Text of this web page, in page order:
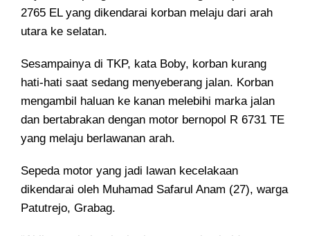
2765 EL yang dikendarai korban melaju dari arah
utara ke selatan.
Sesampainya di TKP, kata Boby, korban kurang
hati-hati saat sedang menyeberang jalan. Korban
mengambil haluan ke kanan melebihi marka jalan
dan bertabrakan dengan motor bernopol R 6731 TE
yang melaju berlawanan arah.
Sepeda motor yang jadi lawan kecelakaan
dikendarai oleh Muhamad Safarul Anam (27), warga
Patutrejo, Grabag.